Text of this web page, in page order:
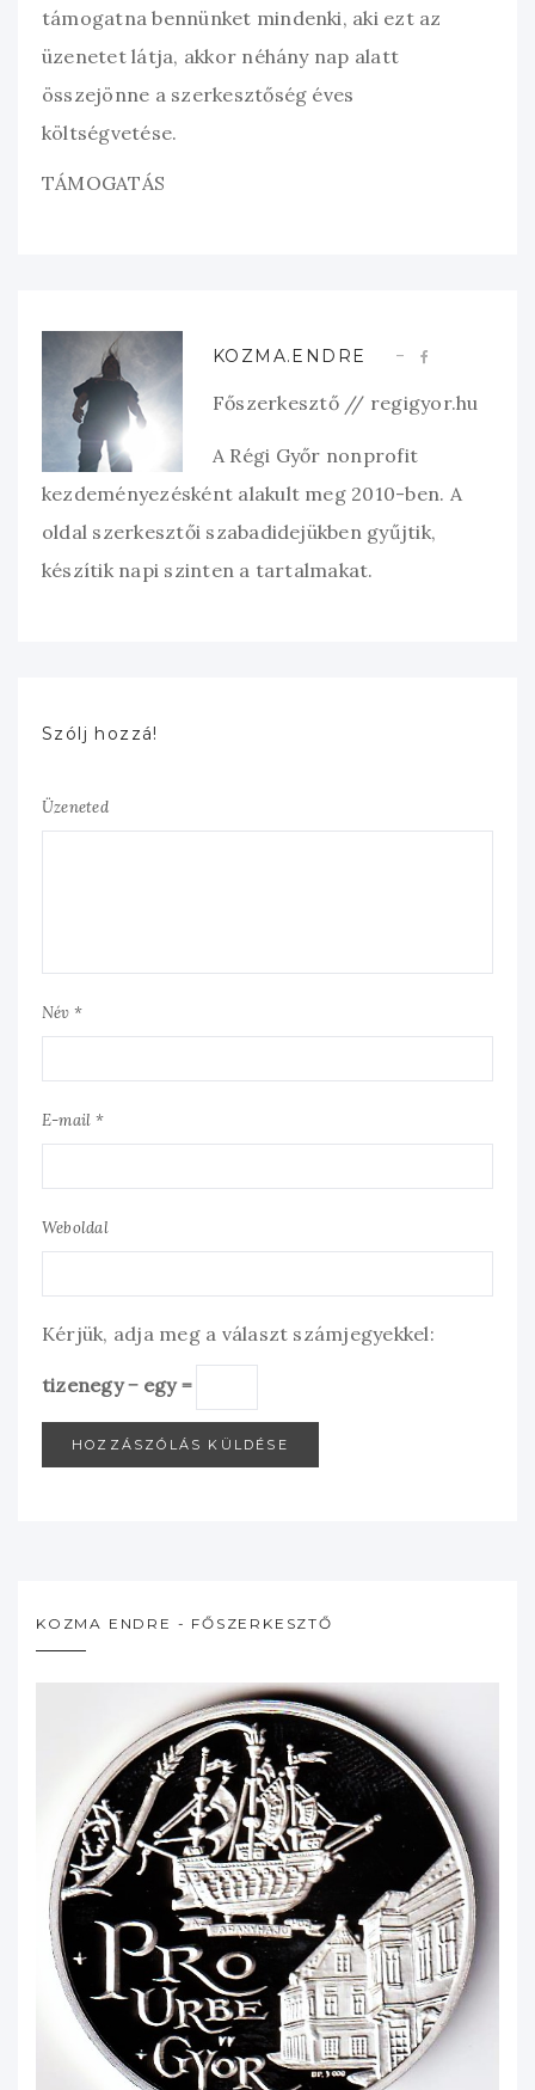
támogatna bennünket mindenki, aki ezt az
üzenetet látja, akkor néhány nap alatt
összejönne a szerkesztőség éves
költségvetése.
TÁMOGATÁS
KOZMA.ENDRE
Főszerkesztő // regigyor.hu
A Régi Győr nonprofit
kezdeményezésként alakult meg 2010-ben. A
oldal szerkesztői szabadidejükben gyűjtik,
készítik napi szinten a tartalmakat.
Szólj hozzá!
Üzeneted
Név *
E-mail *
Weboldal
Kérjük, adja meg a választ számjegyekkel:
tizenegy − egy =
KOZMA ENDRE - FŐSZERKESZTŐ